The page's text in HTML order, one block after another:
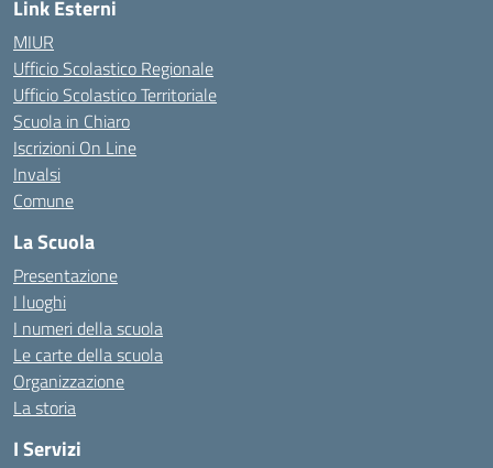
Link Esterni
MIUR
Ufficio Scolastico Regionale
Ufficio Scolastico Territoriale
Scuola in Chiaro
Iscrizioni On Line
Invalsi
Comune
La Scuola
Presentazione
I luoghi
I numeri della scuola
Le carte della scuola
Organizzazione
La storia
I Servizi